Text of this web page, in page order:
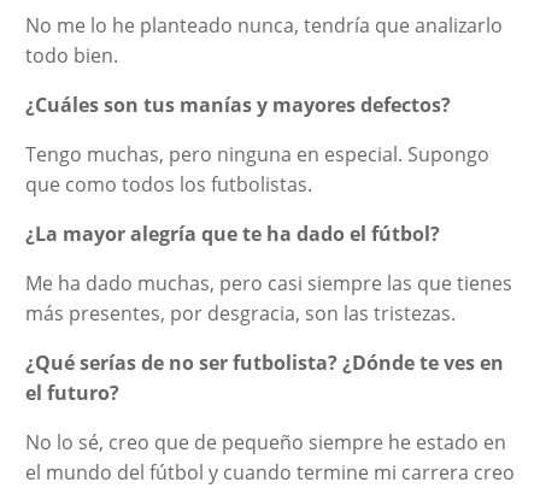
No me lo he planteado nunca, tendría que analizarlo
todo bien.
¿Cuáles son tus manías y mayores defectos?
Tengo muchas, pero ninguna en especial. Supongo
que como todos los futbolistas.
¿La mayor alegría que te ha dado el fútbol?
Me ha dado muchas, pero casi siempre las que tienes
más presentes, por desgracia, son las tristezas.
¿Qué serías de no ser futbolista? ¿Dónde te ves en
el futuro?
No lo sé, creo que de pequeño siempre he estado en
el mundo del fútbol y cuando termine mi carrera creo